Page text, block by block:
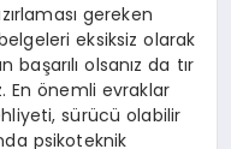
gereken
eksiksiz olarak
başarılı olsanız da tır
En önemli evraklar
sürücü olabilir
psikoteknik